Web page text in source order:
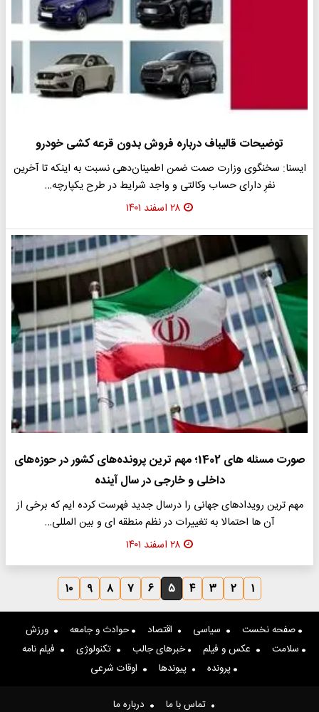
توضیحات قالیباف درباره فروش بدون قرعه کشی خودرو
ایسنا: سخنگوی وزارت صمت ضمن اطمینان‌دهی نسبت به اینکه تا آخرین
نفرِ دارای حساب وکالتی و واجد شرایط در طرح یکپارچه…
۲۸ اسفند ۱۴۰۱
صورت مسئله های 1402؛ مهم ترین پرونده‌های کشور در حوزه‌های
داخلی و خارجی در سال آینده
مهم ترین رویدادهای جهانی را درسال جدید فهرست کرده ایم که برخی از
آن ها احتمالا به تغییرات در نظم منطقه ای و بین المللی…
۲۸ اسفند ۱۴۰۱
۱ ۲ ۳ ۴ ۵ ۶ ۷ ۸ ۹ ۱۰
صفحه نخست سیاسی اقتصاد حوادث و جامعه
ورزش
سلامت
عکس و فیلم خبرهای جالب تکنولوژی
فیلم نامه
پرونده
پیوندها اوقات شرعی
تماس با ما درباره ما